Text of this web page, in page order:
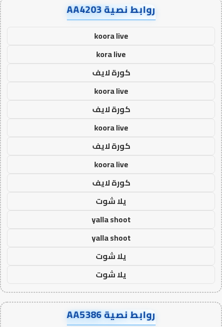
روابط نصية AA4203
koora live
kora live
كورة لايف
koora live
كورة لايف
koora live
كورة لايف
koora live
كورة لايف
يلا شوت
yalla shoot
yalla shoot
يلا شوت
يلا شوت
روابط نصية AA5386